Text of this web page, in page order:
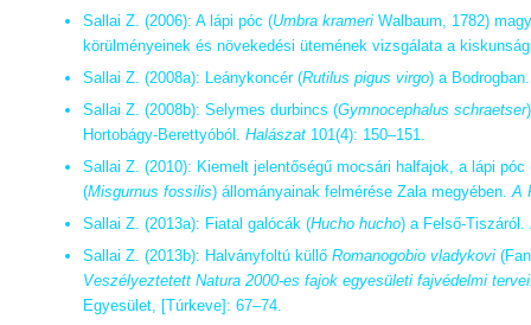
Sallai Z. (2006): A lápi póc (Umbra krameri Walbaum, 1782)
körülményeinek és növekedési ütemének vizsgálata a
Sallai Z. (2008a): Leánykoncér (Rutilus pigus virgo) a
Sallai Z. (2008b): Selymes durbincs (Gymnocephalus schraetser
Hortobágy-Berettyóból. Halászat 101(4): 150–151.
Sallai Z. (2010): Kiemelt jelentőségű mocsári halfajok, a lápi póc
(Misgurnus fossilis) állományainak felmérése Zala megyében.A
Sallai Z. (2013a): Fiatal galócák (Hucho hucho) a Felső-Tiszáról.
Sallai Z. (2013b): Halványfoltú küllő Romanogobio vladykovi
Veszélyeztetett Natura 2000-es fajok egyesületi fajvédelmi
Egyesület, [Túrkeve]: 67–74.